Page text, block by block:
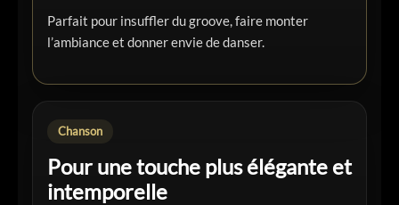
Parfait pour insuffler du groove, faire monter
l’ambiance et donner envie de danser.
Chanson
Pour une touche plus élégante et
intemporelle